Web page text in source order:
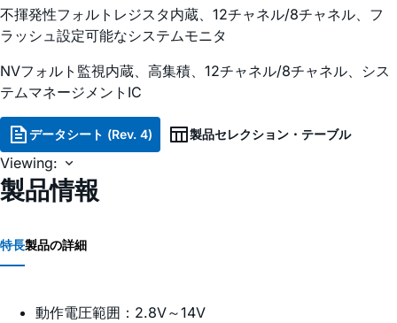
不揮発性フォルトレジスタ内蔵、12チャネル/8チャネル、フ
ラッシュ設定可能なシステムモニタ
NVフォルト監視内蔵、高集積、12チャネル/8チャネル、シス
テムマネージメントIC
データシート (Rev. 4) 製品セレクション・テーブル
Viewing:
製品情報
特長製品の詳細
動作電圧範囲：2.8V～14V